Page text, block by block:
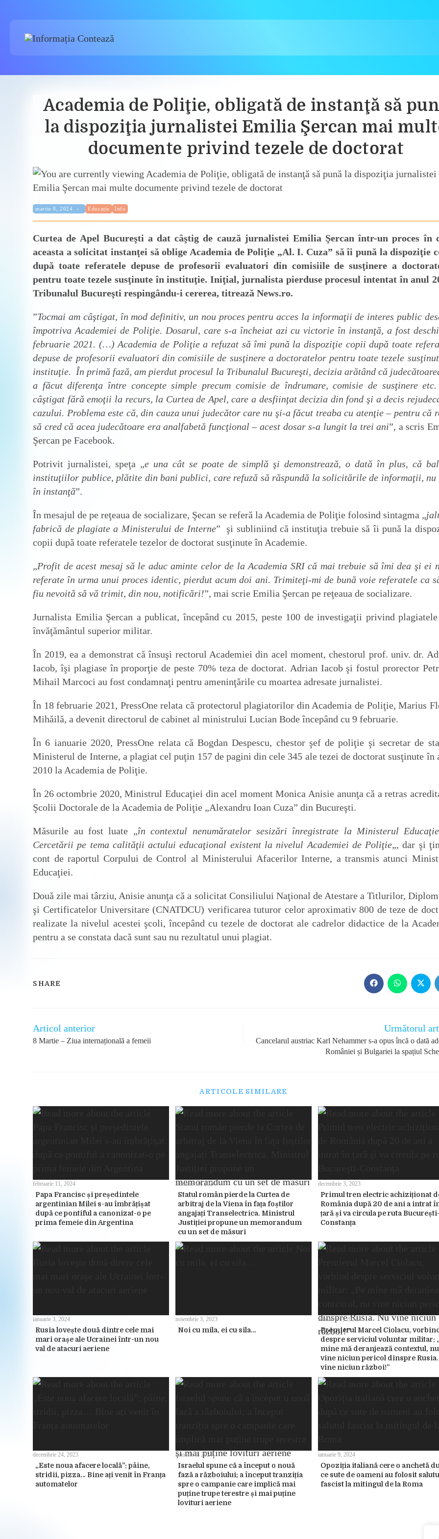
Academia de Poliţie, obligată de instanţă să
la dispoziţia jurnalistei Emilia Şercan mai
documente privind tezele de doctorat
Publicat:
martie 8, 2024 Categorie:
Educație Info
Curtea de Apel Bucureşti a dat câştig de cauză jurnalistei Emilia Şercan într-un proces în
aceasta a solicitat instanţei să oblige Academia de Poliţie „Al. I. Cuza” să îi pună la dispoziţie
după toate referatele depuse de profesorii evaluatori din comisiile de susţinere a
pentru toate tezele susţinute în instituţie. Iniţial, jurnalista pierduse procesul intentat în anul
Tribunalul Bucureşti respingându-i cererea, titrează News.ro.
”Tocmai am câştigat, în mod definitiv, un nou proces pentru acces la informaţii de interes public
împotriva Academiei de Poliţie. Dosarul, care s-a încheiat azi cu victorie în instanţă, a fost
februarie 2021. (…) Academia de Poliţie a refuzat să îmi pună la dispoziţie copii după toate
depuse de profesorii evaluatori din comisiile de susţinere a doctoratelor pentru toate tezele
instituţie. În primă fază, am pierdut procesul la Tribunalul Bucureşti, decizia arătând că
a făcut diferenţa între concepte simple precum comisie de îndrumare, comisie de susţinere
câştigat fără emoţii la recurs, la Curtea de Apel, care a desfiinţat decizia din fond şi a decis
cazului. Problema este că, din cauza unui judecător care nu şi-a făcut treaba cu atenţie – pentru că
să cred că acea judecătoare era analfabetă funcţional – acest dosar s-a lungit la trei ani”, a scris
Şercan pe Facebook.
Potrivit jurnalistei, speţa „e una cât se poate de simplă şi demonstrează, o dată în plus, că
instituţiilor publice, plătite din bani publici, care refuză să răspundă la solicitările de informaţii, nu
în instanţă”.
În mesajul de pe reţeaua de socializare, Şecan se referă la Academia de Poliţie folosind sintagma „
fabrică de plagiate a Ministerului de Interne” şi subliniind că instituţia trebuie să îi pună la
copii după toate referatele tezelor de doctorat susţinute în Academie.
„Profit de acest mesaj să le aduc aminte celor de la Academia SRI că mai trebuie să îmi dea şi ei
referate în urma unui proces identic, pierdut acum doi ani. Trimiteţi-mi de bună voie referatele ca
fiu nevoită să vă trimit, din nou, notificări!”, mai scrie Emilia Şercan pe reţeaua de socializare.
Jurnalista Emilia Şercan a publicat, începând cu 2015, peste 100 de investigaţii privind
învăţământul superior militar.
În 2019, ea a demonstrat că însuşi rectorul Academiei din acel moment, chestorul prof. univ. dr.
Iacob, îşi plagiase în proporţie de peste 70% teza de doctorat. Adrian Iacob şi fostul prorector
Mihail Marcoci au fost condamnaţi pentru ameninţările cu moartea adresate jurnalistei.
În 18 februarie 2021, PressOne relata că protectorul plagiatorilor din Academia de Poliţie, Marius
Mihăilă, a devenit directorul de cabinet al ministrului Lucian Bode începând cu 9 februarie.
În 6 ianuarie 2020, PressOne relata că Bogdan Despescu, chestor şef de poliţie şi secretar de
Ministerul de Interne, a plagiat cel puţin 157 de pagini din cele 345 ale tezei de doctorat susţinute în
2010 la Academia de Poliţie.
În 26 octombrie 2020, Ministrul Educaţiei din acel moment Monica Anisie anunţa că a retras
Şcolii Doctorale de la Academia de Poliţie „Alexandru Ioan Cuza” din Bucureşti.
Măsurile au fost luate „în contextul nenumăratelor sesizări înregistrate la Ministerul
Cercetării pe tema calităţii actului educaţional existent la nivelul Academiei de Poliţie„, dar şi
cont de raportul Corpului de Control al Ministerului Afacerilor Interne, a transmis atunci
Educaţiei.
Două zile mai târziu, Anisie anunţa că a solicitat Consiliului Naţional de Atestare a Titlurilor,
şi Certificatelor Universitare (CNATDCU) verificarea tuturor celor aproximativ 800 de teze de
realizate la nivelul acestei şcoli, începând cu tezele de doctorat ale cadrelor didactice de la
pentru a se constata dacă sunt sau nu rezultatul unui plagiat.
SHARE
Opens
in
Opens
in
Opens
in
Read
more
articles
Articol anterior
8 Martie – Ziua internațională a femeii
Următorul
Cancelarul austriac Karl Nehammer s-a opus încă o dată
României și Bulgariei la spațiul
ARTICOLE SIMILARE
Papa Francisc și președintele
argentinian Milei s-au îmbrățișat
după ce pontiful a canonizat-o pe
prima femeie din Argentina
februarie 11, 2024
Statul român pierde la Curtea de
arbitraj de la Viena în fața foștilor
angajați Transelectrica. Ministrul
Justiției propune un memorandum
cu un set de măsuri
ianuarie 10, 2024
Primul tren electric achiziționat
România după 20 de ani a intrat
țară și va circula pe ruta București-
Constanța
decembrie 3, 2023
Rusia lovește două dintre cele mai
mari orașe ale Ucrainei într-un nou
val de atacuri aeriene
ianuarie 3, 2024
Noi cu mila, ei cu sila…
noiembrie 3, 2023
Premierul Marcel Ciolacu, vorbind
despre serviciul voluntar militar:
mine mă deranjează contextul, nu
vine niciun pericol dinspre Rusia.
vine niciun război!”
februarie 7, 2024
„Este noua afacere locală”: pâine,
stridii, pizza… Bine ați venit în Franța
automatelor
decembrie 24, 2023
Israelul spune că a început o nouă
fază a războiului; a început tranziția
spre o campanie care implică mai
puține trupe terestre și mai puține
lovituri aeriene
ianuarie 8, 2024
Opoziția italiană cere o anchetă
ce sute de oameni au folosit
fascist la mitingul de la Roma
ianuarie 9, 2024